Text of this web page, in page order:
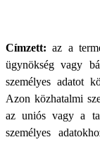
Címzett: az a
ügynökség vagy
személyes adatot
Azon közhatalmi
az uniós vagy a
személyes